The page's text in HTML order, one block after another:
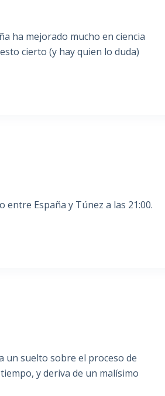
ha mejorado mucho en ciencia
cierto (y hay quien lo duda)
entre España y Túnez a las 21:00.
un suelto sobre el proceso de
y deriva de un malísimo